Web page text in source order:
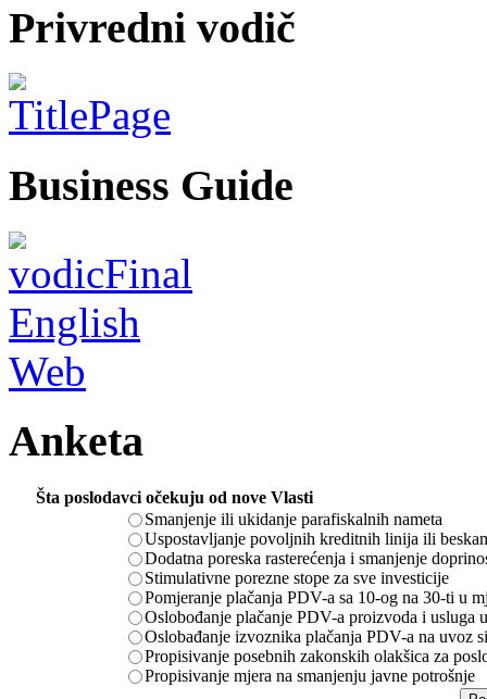
Privredni vodič
Business Guide
Anketa
Šta poslodavci očekuju od nove Vlasti
Smanjenje ili ukidanje parafiskalnih nameta
Uspostavljanje povoljnih kreditnih linija ili
Dodatna poreska rasterećenja i smanjenje
Stimulativne porezne stope za sve investicije
Pomjeranje plačanja PDV-a sa 10-og na 30-ti u
Oslobođanje plačanje PDV-a proizvoda i usluga
Oslobađanje izvoznika plačanja PDV-a na uvoz
Propisivanje posebnih zakonskih olakšica za
Propisivanje mjera na smanjenju javne potrošnje